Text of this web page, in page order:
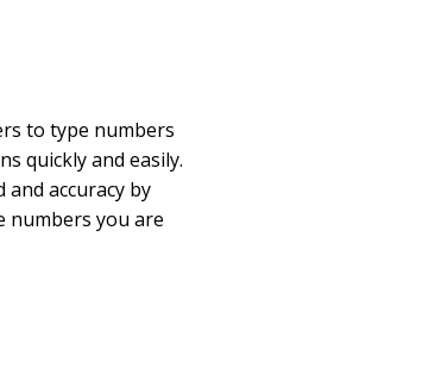
to type numbers
quickly and easily.
accuracy by
numbers you are